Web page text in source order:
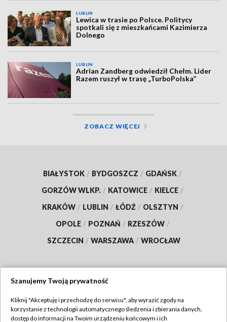
LUBLIN
Lewica w trasie po Polsce. Politycy
spotkali się z mieszkańcami Kazimierza
Dolnego
LUBLIN
Adrian Zandberg odwiedził Chełm. Lider
Razem ruszył w trasę „TurboPolska”
ZOBACZ WIĘCEJ
BIAŁYSTOK / BYDGOSZCZ / GDAŃSK /
GORZÓW WLKP. / KATOWICE / KIELCE /
KRAKÓW / LUBLIN / ŁÓDŹ / OLSZTYN /
OPOLE / POZNAŃ / RZESZÓW /
SZCZECIN / WARSZAWA / WROCŁAW
TVP
Szanujemy Twoją prywatność
Kliknij "Akceptuję i przechodzę do serwisu", aby wyrazić zgody na
korzystanie z technologii automatycznego śledzenia i zbierania danych,
dostęp do informacji na Twoim urządzeniu końcowym i ich